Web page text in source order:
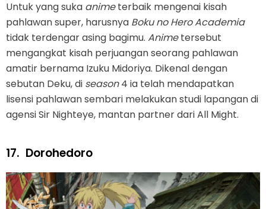
Untuk yang suka animeterbaik mengenai kisah
pahlawan super, harusnya Boku no Hero Academia
tidak terdengar asing bagimu. Animetersebut
mengangkat kisah perjuangan seorang pahlawan
amatir bernama Izuku Midoriya. Dikenal dengan
sebutan Deku, di season4 ia telah mendapatkan
lisensi pahlawan sembari melakukan studi lapangan di
agensi Sir Nighteye, mantan partner dari All Might.
17. Dorohedoro